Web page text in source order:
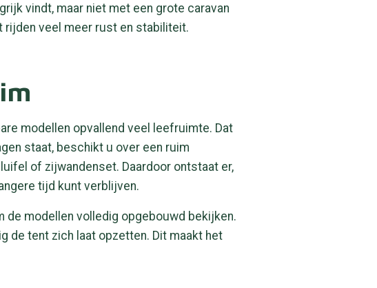
vindt, maar niet met een grote caravan
rijden veel meer rust en stabiliteit.
modellen opvallend veel leefruimte. Dat
staat, beschikt u over een ruim
of zijwandenset. Daardoor ontstaat er,
tijd kunt verblijven.
de modellen volledig opgebouwd bekijken.
de tent zich laat opzetten. Dit maakt het